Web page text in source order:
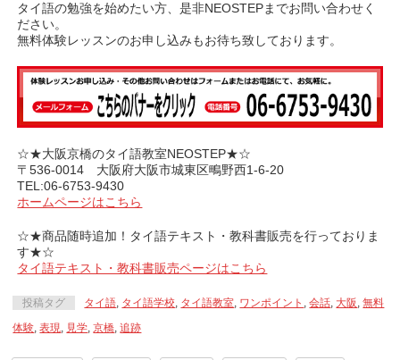
タイ語の勉強を始めたい方、是非NEOSTEPまでお問い合わせく
ださい。
無料体験レッスンのお申し込みもお待ち致しております。
☆★大阪京橋のタイ語教室NEOSTEP★☆
〒536-0014 大阪府大阪市城東区鴫野西1-6-20
TEL:06-6753-9430
ホームページはこちら
☆★商品随時追加！タイ語テキスト・教科書販売を行っておりま
す★☆
タイ語テキスト・教科書販売ページはこちら
投稿タグ タイ語 タイ語学校 タイ語教室 ワンポイント ,会話 大阪 ,無料
体験 ,表現 見学 ,京橋 ,追跡